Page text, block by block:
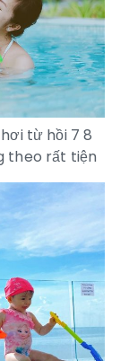
từ hồi 7 8
theo rất tiện